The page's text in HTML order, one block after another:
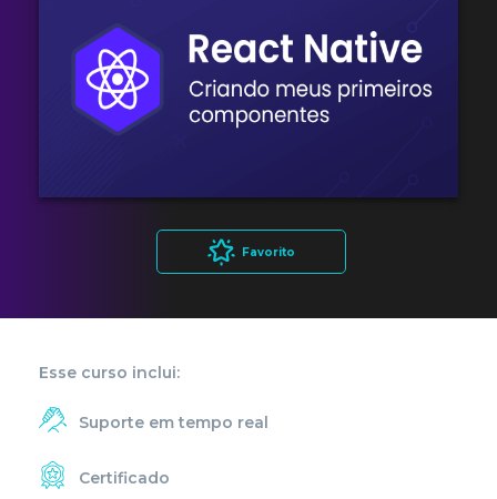
Favorito
Esse curso inclui:
Suporte em tempo real
Certificado